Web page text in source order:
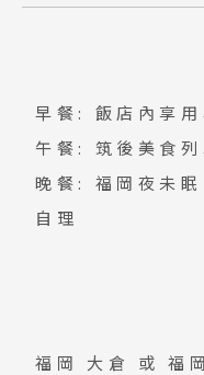
調打造家一般
KITCHEN
上桌，邀您一同
等，您可以盡
日常用品到美
野由悠季親自監
雕像，並重新
彈」，在此可以
統元素打造出
早餐: 飯店內享用
午餐: 筑後美食
晚餐: 福岡夜未
自理
福岡 大倉 或福